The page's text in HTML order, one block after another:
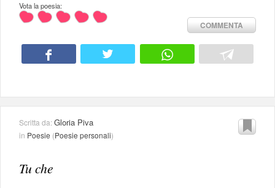
Vota la poesia:
COMMENTA
Scritta da:Gloria Piva
in Poesie (Poesie personali)
Tu che